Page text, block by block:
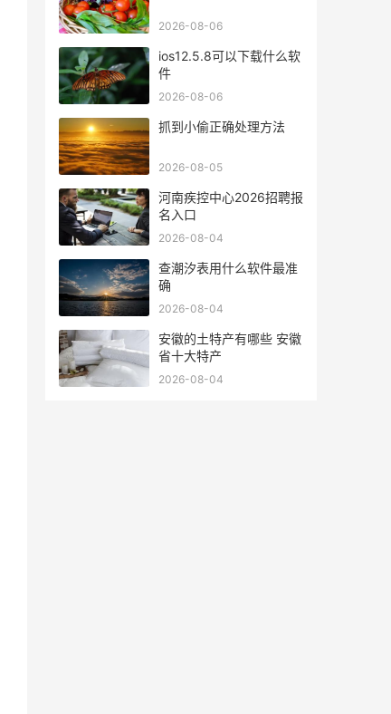
2026-08-06
ios12.5.8可以下载什么软
件
2026-08-06
抓到小偷正确处理方法
2026-08-05
河南疾控中心2026招聘报
名入口
2026-08-04
查潮汐表用什么软件最准
确
2026-08-04
安徽的土特产有哪些 安徽
省十大特产
2026-08-04